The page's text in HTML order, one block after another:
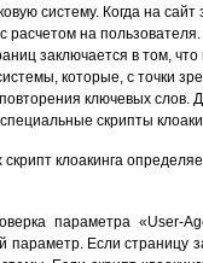
систему. Когда на сайт
расчетом на
заключается в том,
которые, с точки
ключевых слов.
скрипты
клоакинга
параметра «User-
параметр. Если страницу